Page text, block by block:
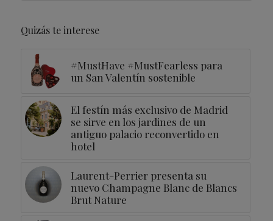
Quizás te interese
#MustHave #MustFearless para
un San Valentín sostenible
El festín más exclusivo de Madrid
se sirve en los jardines de un
antiguo palacio reconvertido en
hotel
Laurent-Perrier presenta su
nuevo Champagne Blanc de Blancs
Brut Nature